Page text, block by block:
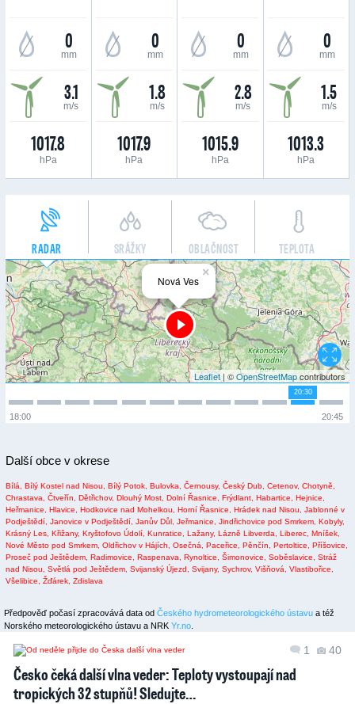
0
mm
3.1
m/s
1017.8
hPa
0
mm
1.8
m/s
1017.9
hPa
0
mm
2.8
m/s
1015.9
hPa
0
mm
1.5
m/s
1013.3
hPa
RADAR SRÁŽKY OBLAČNOST TEPLOTA
×
Nová Ves
Leaflet| ©OpenStreetMapcontributors
20:30
20:45
18:00
Další obce v okrese
Bílá, Bílý Kostel nad Nisou, Bílý Potok, Bulovka, Černousy, Český Dub, Cetenov, Chotyně,
Chrastava,
Čtveřín, Dětřichov, Dlouhý Most, Dolní Řasnice, Frýdlant, Habartice,
Hejnice,
Heřmanice,
Hlavice, Hodkovice nad Mohelkou, Horní Řasnice, Hrádek nad Nisou,
Jablonné v
Podještědí, Janovice v Podještědí, Janův Důl, Jeřmanice, Jindřichovice pod Smrkem, Kobyly,
Krásný Les, Křižany, Kryštofovo Údolí, Kunratice, Lažany, Lázně Libverda, Liberec, Mníšek,
Nové Město pod Smrkem, Oldřichov v Hájích, Osečná, Paceřice, Pěnčín, Pertoltice,
Příšovice,
Proseč pod Ještědem, Radimovice, Raspenava, Rynoltice, Šimonovice, Soběslavice,
Stráž
nad Nisou,
Světlá pod Ještědem, Svijanský Újezd, Svijany, Sychrov, Višňová,
Vlastibořice,
Všelibice,
Žďárek, Zdislava
Předpověď počasí zpracovává data od Českého hydrometeorologického ústavu a též
Norského meteorologického ústavu a NRK Yr.no
1 40
Česko čeká další vlna veder: Teploty vystoupají nad
tropických 32 stupňů! Sledujte…